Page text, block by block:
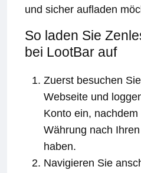
und sicher aufladen
So laden Sie
bei LootBar auf
Zuerst besuchen
Webseite und
Konto ein,
Währung nach
haben.
Navigieren Sie